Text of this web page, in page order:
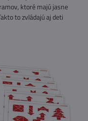
ktoré majú jasne
to zvládajú aj deti